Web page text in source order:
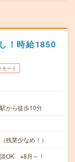
！時給1850
モート
から徒歩10分
残業少なめ！）
OK ※8月～！